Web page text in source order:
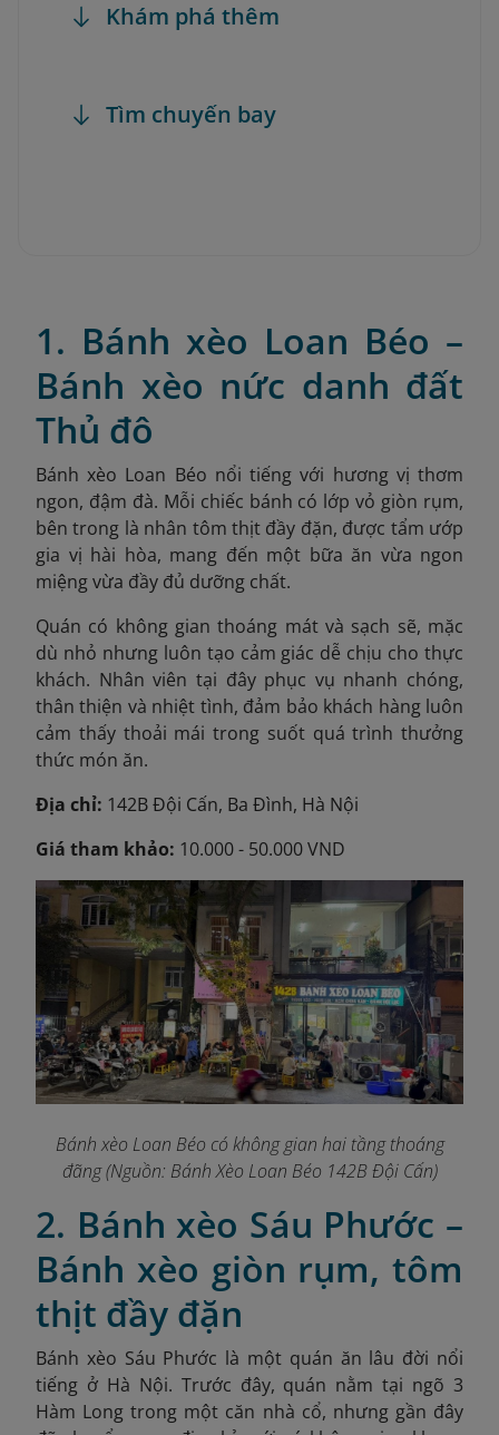
Khám phá thêm
Tìm chuyến bay
1. Bánh xèo Loan Béo –
Bánh xèo nức danh đất
Thủ đô
Bánh xèo Loan Béo nổi tiếng với hương vị thơm
ngon, đậm đà. Mỗi chiếc bánh có lớp vỏ giòn rụm,
bên trong là nhân tôm thịt đầy đặn, được tẩm ướp
gia vị hài hòa, mang đến một bữa ăn vừa ngon
miệng vừa đầy đủ dưỡng chất.
Quán có không gian thoáng mát và sạch sẽ, mặc
dù nhỏ nhưng luôn tạo cảm giác dễ chịu cho thực
khách. Nhân viên tại đây phục vụ nhanh chóng,
thân thiện và nhiệt tình, đảm bảo khách hàng luôn
cảm thấy thoải mái trong suốt quá trình thưởng
thức món ăn.
Địa chỉ: 142B Đội Cấn, Ba Đình, Hà Nội
Giá tham khảo: 10.000 - 50.000 VND
Bánh xèo Loan Béo có không gian hai tầng thoáng
đãng (Nguồn: Bánh Xèo Loan Béo 142B Đội Cấn)
2. Bánh xèo Sáu Phước –
Bánh xèo giòn rụm, tôm
thịt đầy đặn
Bánh xèo Sáu Phước là một quán ăn lâu đời nổi
tiếng ở Hà Nội. Trước đây, quán nằm tại ngõ 3
Hàm Long trong một căn nhà cổ, nhưng gần đây